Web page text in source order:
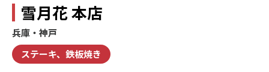
雪月花 本店
兵庫・神戸
ステーキ、鉄板焼き